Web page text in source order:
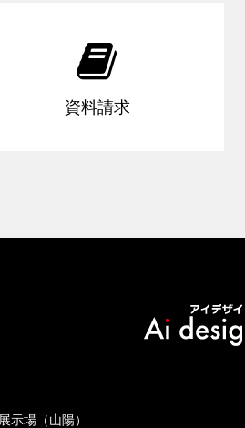

資料請求
示場（山陽）